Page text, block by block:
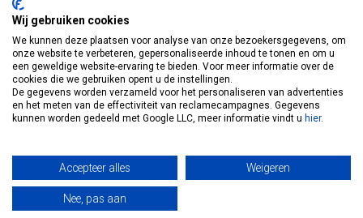
© Copyright 2022 | Grastotaal.nl |Privacybeleid|Cookiebeleid
Wij gebruiken cookies
We kunnen deze plaatsen voor analyse van onze bezoekersgegevens, om
onze website te verbeteren, gepersonaliseerde inhoud te tonen en om u
een geweldige website-ervaring te bieden. Voor meer informatie over de
cookies die we gebruiken opent u de instellingen.
De gegevens worden verzameld voor het personaliseren van advertenties
en het meten van de effectiviteit van reclamecampagnes. Gegevens
kunnen worden gedeeld met Google LLC, meer informatie vindt u hier.
Accepteer alles Weigeren
Nee, pas aan